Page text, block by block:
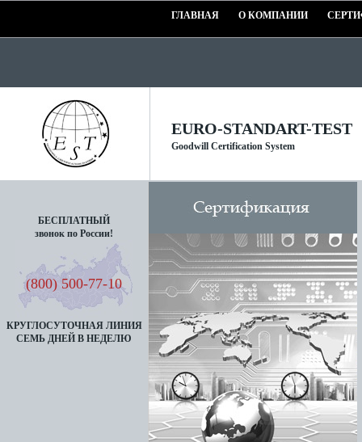
ГЛАВНАЯ О КОМПАНИИ
EURO-STANDART-TEST
Goodwill Certification System
БЕСПЛАТНЫЙ
звонок по России!
(800) 500-77-10
КРУГЛОСУТОЧНАЯ ЛИНИЯ
СЕМЬ ДНЕЙ В НЕДЕЛЮ